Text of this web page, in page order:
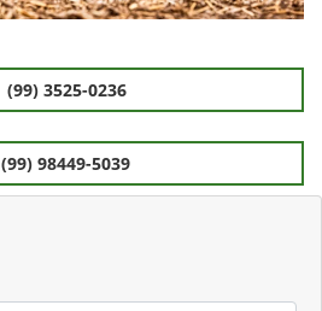
(99) 3525-0236
(99) 98449-5039